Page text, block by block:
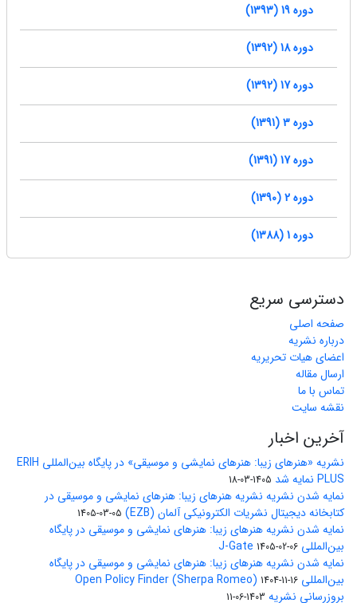
دوره 19 (1393)
دوره 18 (1392)
دوره 17 (1392)
دوره 3 (1391)
دوره 17 (1391)
دوره 2 (1390)
دوره 1 (1388)
دسترسی سریع
صفحه اصلی
درباره نشریه
اعضای هیات تحریریه
ارسال مقاله
تماس با ما
نقشه سایت
آخرین اخبار
نشریه «هنرهای زیبا: هنرهای نمایشی و موسیقی» در پایگاه بین‌المللی ERIH
PLUS نمایه شد
1405-03-18
نمایه شدن نشریه نشریه هنرهای زیبا: هنرهای نمایشی و موسیقی در
کتابخانه دیجیتال نشریات الکترونیکی آلمان (EZB)
1405-03-05
نمایه شدن نشریه هنرهای زیبا: هنرهای نمایشی و موسیقی در پایگاه
بین‌المللی J-Gate 1405-02-06
نمایه شدن نشریه هنرهای زیبا: هنرهای نمایشی و موسیقی در پایگاه
بین‌المللی Open Policy Finder (Sherpa Romeo) 1404-11-16
بروزرسانی نشریه 1403-06-11